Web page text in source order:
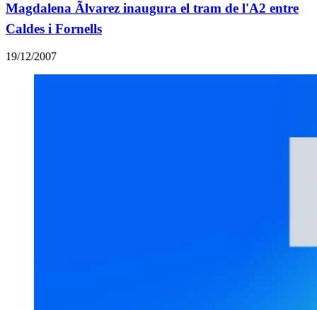
Magdalena Ãlvarez inaugura el tram de l'A2 entre
Caldes i Fornells
19/12/2007